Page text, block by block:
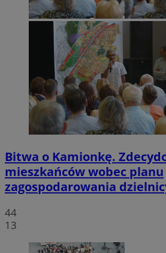
Bitwa o Kamionkę.
mieszkańców wobec planu
zagospodarowania
44
13